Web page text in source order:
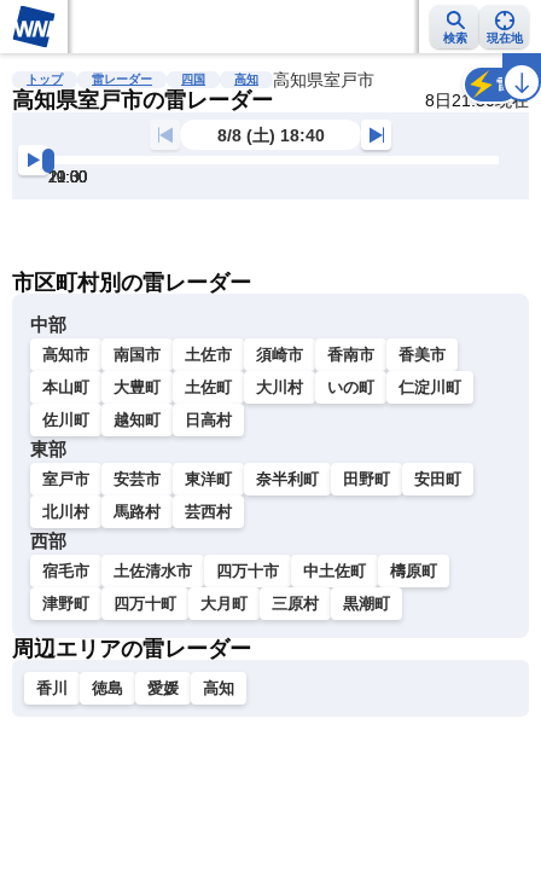
検索 現在地
雨雲レーダー 台風情報 地震情報 警報・注意報 2週間天気 ラ
トップ 雷レーダー 四国 高知 高知県室戸市
高知県室戸市の雷レーダー 8日21:30現在
雷
8/8 (土) 18:40
19:00
19:30
20:00
20:30
21:00
21:30
市区町村別の雷レーダー
中部
高知市 南国市 土佐市 須崎市 香南市
香美市
本山町
大豊町 土佐町 大川村 いの町
仁淀川町
佐川町
越知町 日高村
東部
室戸市 安芸市 東洋町 奈半利町 田野町
安田町
北川村
馬路村 芸西村
西部
宿毛市 土佐清水市 四万十市 中土佐町
檮原町
津野町
四万十町 大月町 三原村 黒潮町
周辺エリアの雷レーダー
香川 徳島 愛媛 高知